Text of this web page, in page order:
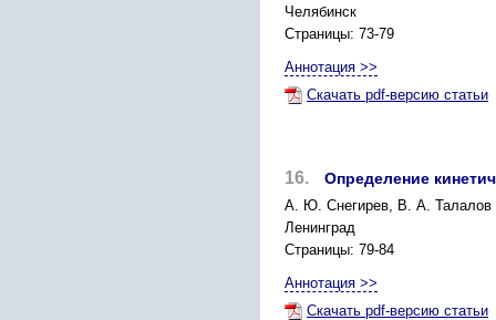
Челябинск
Страницы: 73-79
Аннотация >>
Скачать pdf-версию статьи
16. Определение
А. Ю. Снегирев, В. А. Талалов
Ленинград
Страницы: 79-84
Аннотация >>
Скачать pdf-версию статьи